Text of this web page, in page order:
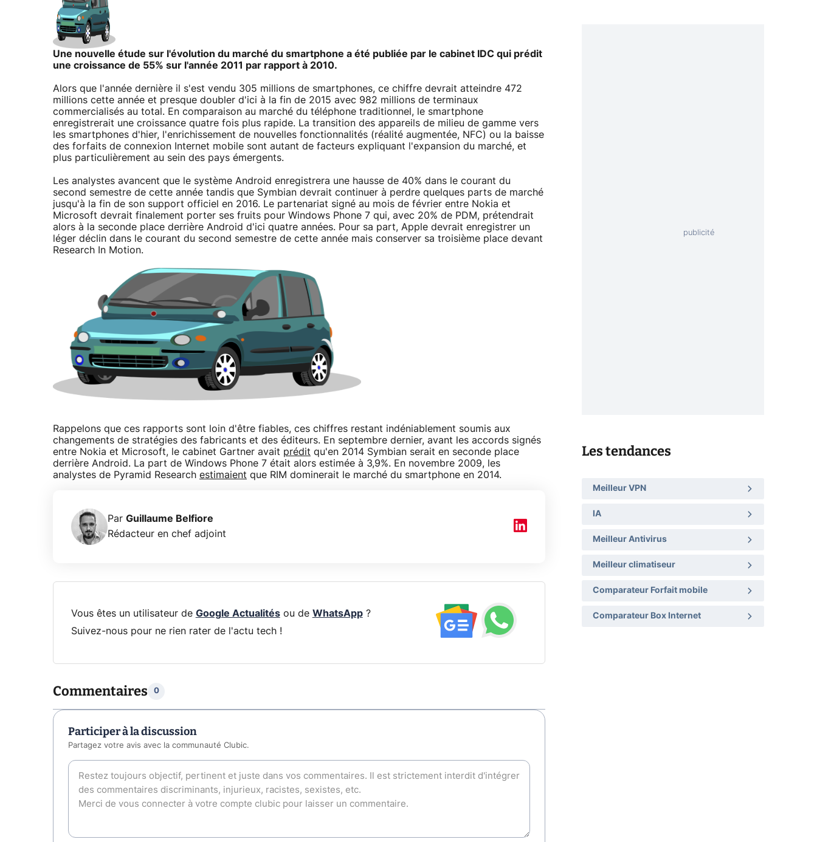
Une nouvelle étude sur l'évolution du marché du smartphone a été publiée par le cabinet IDC qui prédit
une croissance de 55% sur l'année 2011 par rapport à 2010.
Alors que l'année dernière il s'est vendu 305 millions de smartphones, ce chiffre devrait atteindre 472
millions cette année et presque doubler d'ici à la fin de 2015 avec 982 millions de terminaux
commercialisés au total. En comparaison au marché du téléphone traditionnel, le smartphone
enregistrerait une croissance quatre fois plus rapide. La transition des appareils de milieu de gamme vers
les smartphones d'hier, l'enrichissement de nouvelles fonctionnalités (réalité augmentée, NFC) ou la baisse
des forfaits de connexion Internet mobile sont autant de facteurs expliquant l'expansion du marché, et
plus particulièrement au sein des pays émergents.
Les analystes avancent que le système Android enregistrera une hausse de 40% dans le courant du
second semestre de cette année tandis que Symbian devrait continuer à perdre quelques parts de marché
jusqu'à la fin de son support officiel en 2016. Le partenariat signé au mois de février entre Nokia et
Microsoft devrait finalement porter ses fruits pour Windows Phone 7 qui, avec 20% de PDM, prétendrait
alors à la seconde place derrière Android d'ici quatre années. Pour sa part, Apple devrait enregistrer un
léger déclin dans le courant du second semestre de cette année mais conserver sa troisième place devant
Research In Motion.
Rappelons que ces rapports sont loin d'être fiables, ces chiffres restant indéniablement soumis aux
changements de stratégies des fabricants et des éditeurs. En septembre dernier, avant les accords signés
entre Nokia et Microsoft, le cabinet Gartner avait prédit qu'en 2014 Symbian serait en seconde place
derrière Android. La part de Windows Phone 7 était alors estimée à 3,9%. En novembre 2009, les
analystes de Pyramid Research estimaient que RIM dominerait le marché du smartphone en 2014.
Par Guillaume Belfiore
Rédacteur en chef adjoint
Vous êtes un utilisateur de Google Actualitésou de WhatsApp?
Suivez-nous pour ne rien rater de l'actu tech !
Commentaires 0
Participer à la discussion
Partagez votre avis avec la communauté Clubic.
Les tendances
Meilleur VPN
IA
Meilleur Antivirus
Meilleur climatiseur
Comparateur Forfait mobile
Comparateur Box Internet